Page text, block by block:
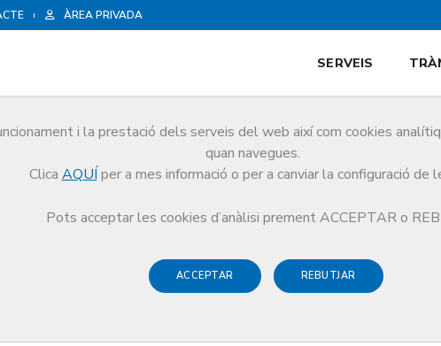
ÀREA PRIVADA
i la prestació dels serveis del web així com cookies
quan navegues.
Clica AQUÍ per a mes informació o per a canviar la configuració de
Pots acceptar les cookies d’anàlisi prement ACCEPTAR o
ACCEPTAR REBUTJAR
SERVEIS
i descomptes Compres Sincro